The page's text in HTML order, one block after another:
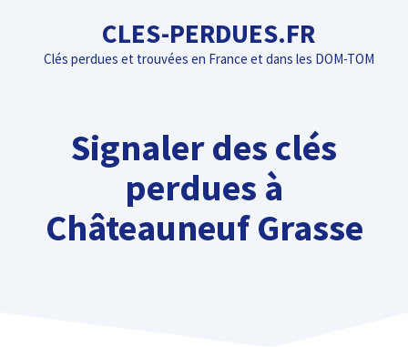
contenu
CLES-PERDUES.FR
Clés perdues et trouvées en France et dans les DOM-TOM
Signaler des clés
perdues à
Châteauneuf Grasse